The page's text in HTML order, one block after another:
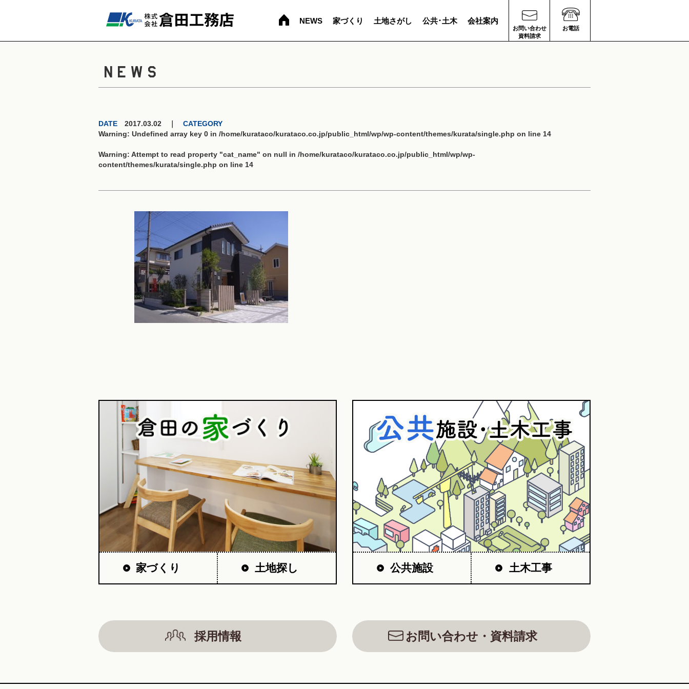
NEWS 家づくり 土地さがし 公共･土木 会社案内
お問い合わせ
資料請求
お電話
NEWS
DATE 2017.03.02 ｜ CATEGORY
Warning: Undefined array key 0 in /home/kurataco/kurataco.co.jp/public_html/wp/wp-content/themes/kurata/single.php on line 14
Warning: Attempt to read property "cat_name" on null in /home/kurataco/kurataco.co.jp/public_html/wp/wp-
content/themes/kurata/single.php on line 14
家づくり 土地探し 公共施設 土木工事
採用情報 お問い合わせ・資料請求